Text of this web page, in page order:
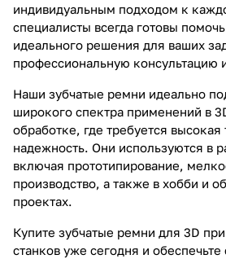
индивидуальным подходом к
специалисты всегда готовы
идеального решения для ваших
профессиональную консультацию
Наши зубчатые ремни идеально
широкого спектра применений в
обработке, где требуется высокая
надежность. Они используются в
включая прототипирование,
производство, а также в хобби и
проектах.
Купите зубчатые ремни для 3D
станков уже сегодня и обеспечьте